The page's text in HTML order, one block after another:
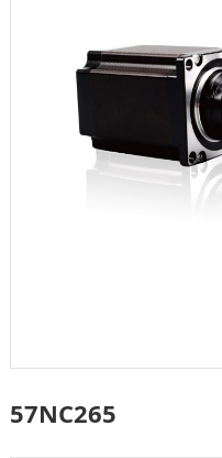
57NC265